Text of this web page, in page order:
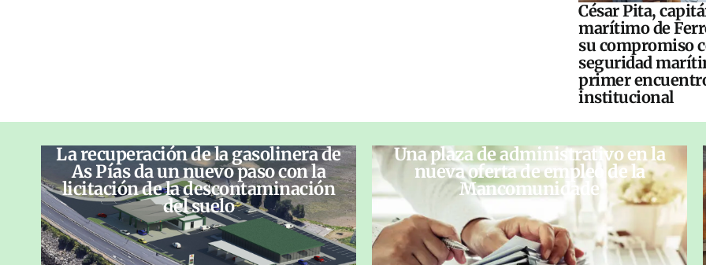
César Pita,
marítimo de
su compromiso
seguridad
primer
institucional
La recuperación de la gasolinera de
As Pías da un nuevo paso con la
licitación de la descontaminación
del suelo
Una plaza de administrativo en la
nueva oferta de empleo de la
Mancomunidade